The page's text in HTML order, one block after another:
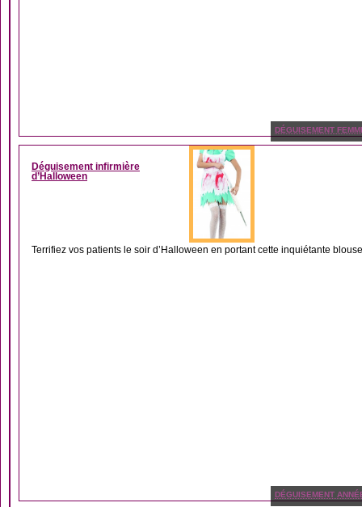
DÉGUISEMENT
Déguisement infirmière
d’Halloween
Terrifiez vos patients le soir d’Halloween en portant cette inquiétante
DÉGUISEMENT